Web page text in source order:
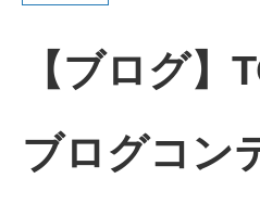
【ブログ】
ブログコン